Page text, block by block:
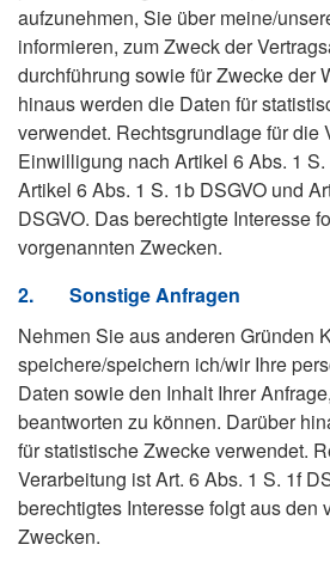
aufzunehmen, Sie über meine/
informieren, zum Zweck der
durchführung sowie für Zwecke der
hinaus werden die Daten für
verwendet. Rechtsgrundlage für die
Einwilligung nach Artikel 6 Abs. 1
Artikel 6 Abs. 1 S. 1b DSGVO und
DSGVO. Das berechtigte Interesse
vorgenannten Zwecken.
2.
Sonstige Anfragen
Nehmen Sie aus anderen Gründen
speichere/speichern ich/wir Ihre
Daten sowie den Inhalt Ihrer
beantworten zu können. Darüber
für statistische Zwecke verwendet.
Verarbeitung ist Art. 6 Abs. 1 S. 1f
berechtigtes Interesse folgt aus den
Zwecken.